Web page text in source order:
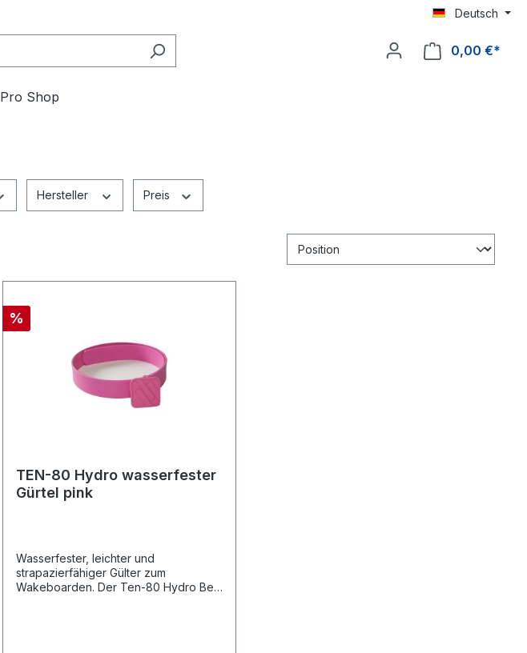
Deutsch
0,00 €*
Pro Shop
Hersteller Preis
%
TEN-80 Hydro wasserfester
Gürtel pink
Wasserfester, leichter und
strapazierfähiger Gülter zum
Wakeboarden. Der Ten-80 Hydro Belt